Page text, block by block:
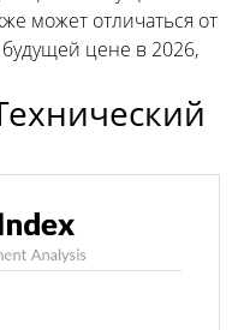
может отличаться от
цене в 2026,